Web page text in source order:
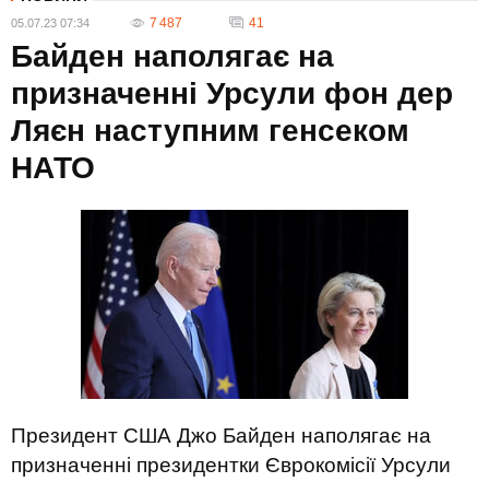
05.07.23 07:34 7 487 41
Байден наполягає на
призначенні Урсули фон дер
Ляєн наступним генсеком
НАТО
Президент США Джо Байден наполягає на
призначенні президентки Єврокомісії Урсули